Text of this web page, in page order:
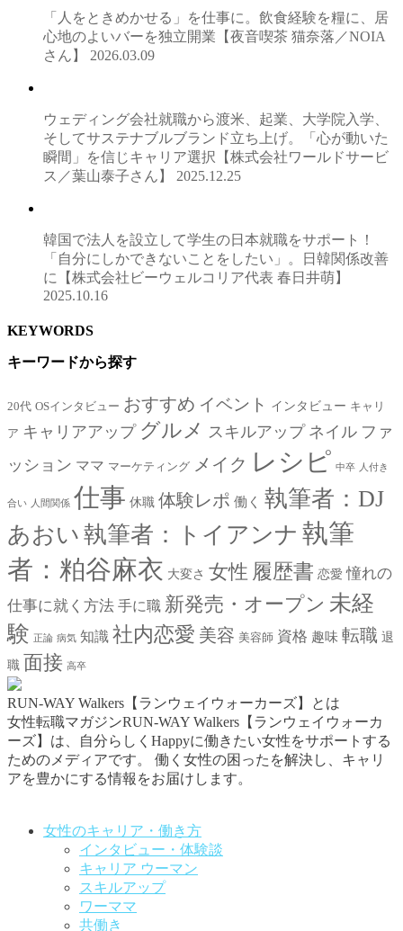
「人をときめかせる」を仕事に。飲食経験を糧に、居
心地のよいバーを独立開業【夜音喫茶 猫奈落／NOIA
さん】 2026.03.09
ウェディング会社就職から渡米、起業、大学院入学、
そしてサステナブルブランド立ち上げ。「心が動いた
瞬間」を信じキャリア選択【株式会社ワールドサービ
ス／葉山泰子さん】 2025.12.25
韓国で法人を設立して学生の日本就職をサポート！
「自分にしかできないことをしたい」。日韓関係改善
に【株式会社ビーウェルコリア代表 春日井萌】
2025.10.16
KEYWORDS
キーワードから探す
20代 OSインタビュー おすすめ イベント インタビュー キャリ
ア キャリアアップ グルメ スキルアップ ネイル ファ
ッション ママ マーケティング メイク レシピ 中卒 人付き
合い 人間関係 仕事 休職 体験レポ 働く 執筆者：DJ
あおい 執筆者：トイアンナ 執筆
者：粕谷麻衣 大変さ 女性 履歴書 恋愛 憧れの
仕事に就く方法 手に職 新発売・オープン 未経
験 正論 病気 知識 社内恋愛 美容 美容師 資格 趣味 転職 退
職 面接 高卒
RUN-WAY Walkers【ランウェイウォーカーズ】とは
女性転職マガジンRUN-WAY Walkers【ランウェイウォーカ
ーズ】は、自分らしくHappyに働きたい女性をサポートする
ためのメディアです。
働く女性の困ったを解決し、キャリ
アを豊かにする情報をお届けします。
女性のキャリア・働き方
インタビュー・体験談
キャリア ウーマン
スキルアップ
ワーママ
共働き